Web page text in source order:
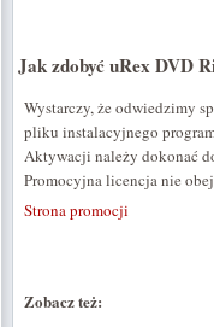
Jak zdobyć uRex DVD
Wystarczy, że odwiedzimy
pliku instalacyjnego
Aktywacji należy dokonać
Promocyjna licencja nie
Strona promocji
Zobacz też: